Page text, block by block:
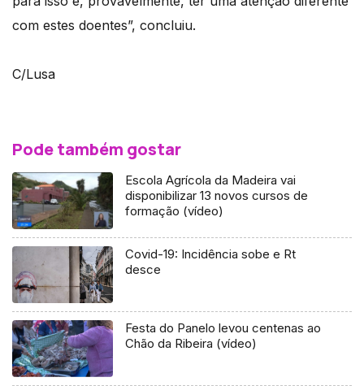
com estes doentes”, concluiu.
C/Lusa
Pode também gostar
Escola Agrícola da Madeira vai
disponibilizar 13 novos cursos de
formação (vídeo)
Covid-19: Incidência sobe e Rt
desce
Festa do Panelo levou centenas ao
Chão da Ribeira (vídeo)